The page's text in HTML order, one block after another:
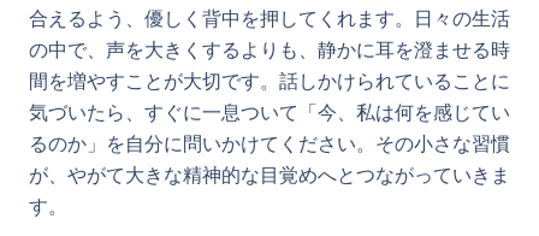
合えるよう、優しく背中を押してくれます。日々の生活
の中で、声を大きくするよりも、静かに耳を澄ませる時
間を増やすことが大切です。話しかけられていることに
気づいたら、すぐに一息ついて「今、私は何を感じてい
るのか」を自分に問いかけてください。その小さな習慣
が、やがて大きな精神的な目覚めへとつながっていきま
す。